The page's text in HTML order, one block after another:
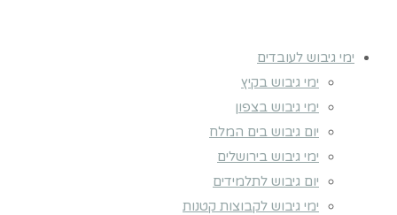
ימי גיבוש לעובדים
ימי גיבוש בקיץ
ימי גיבוש בצפון
יום גיבוש בים המלח
ימי גיבוש בירושלים
יום גיבוש לתלמידים
ימי גיבוש לקבוצות קטנות